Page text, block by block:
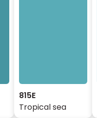
815E
Tropical sea